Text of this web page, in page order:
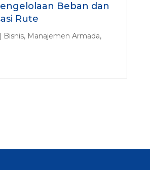
Beban dan
Rute
Bisnis, Manajemen Armada,